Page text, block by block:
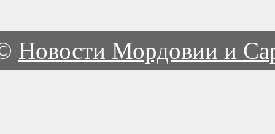
Новости Мордовии и